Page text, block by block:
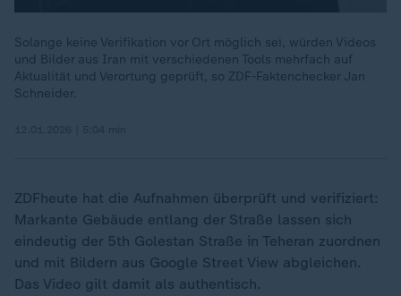
Solange keine Verifikation vor Ort möglich sei, würden Videos
und Bilder aus Iran mit verschiedenen Tools mehrfach auf
Aktualität und Verortung geprüft, so ZDF-Faktenchecker Jan
Schneider.
ZDFheute hat die Aufnahmen überprüft und verifiziert:
Markante Gebäude entlang der Straße lassen sich
eindeutig der 5th Golestan Straße in Teheran zuordnen
und mit Bildern aus Google Street View abgleichen.
Das Video gilt damit als authentisch.